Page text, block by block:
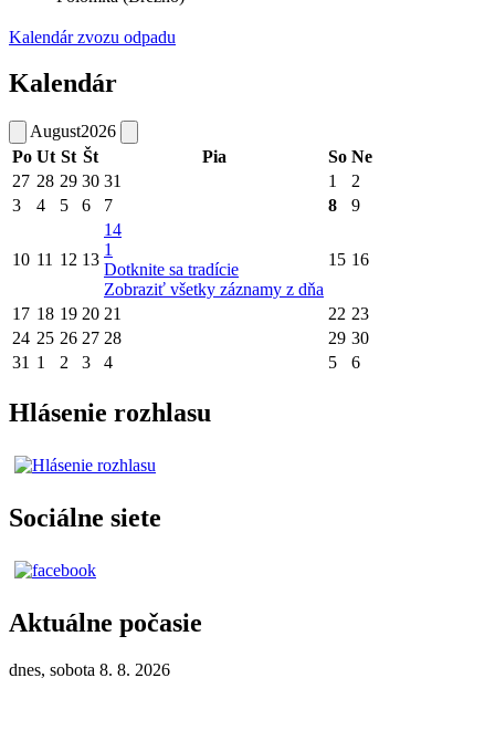
Kalendár zvozu odpadu
Kalendár
August2026
Po Ut St Št Pia So Ne
27 28 29 30 31 1
2
3
4 5 6 7 8 9
10 11 12 13
14
1
Dotknite sa tradície
Zobraziť všetky záznamy z dňa
15 16
17 18 19 20 21 22 23
24 25 26 27 28 29 30
31 1 2 3 4 5 6
Hlásenie rozhlasu
Sociálne siete
Aktuálne počasie
dnes, sobota 8. 8. 2026